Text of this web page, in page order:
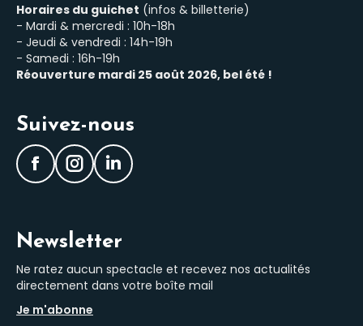
Horaires du guichet (infos & billetterie)
- Mardi & mercredi : 10h-18h
- Jeudi & vendredi : 14h-19h
- Samedi : 16h-19h
Réouverture mardi 25 août 2026, bel été !
Suivez-nous
Facebook
InstagramLinkedIn
Newsletter
Ne ratez aucun spectacle et recevez nos actualités
directement dans votre boîte mail
Je m'abonne